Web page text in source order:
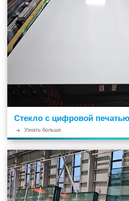
Стекло с цифровой печатью
Узнать больше